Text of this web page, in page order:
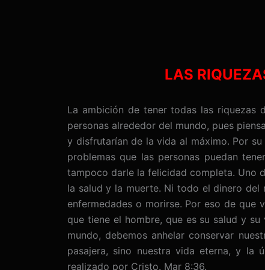
LAS
La ambición de tener todas las riquezas
personas alrededor del mundo, pues
y disfrutarían de la vida al máximo. Por
problemas que las personas puedan
tampoco darle la felicidad completa. Uno
la salud y la muerte. Ni todo el dinero del
enfermedades o morirse. Por eso de que
que tiene el hombre, que es su salud y
mundo, debemos anhelar conservar
pasajera, sino nuestra vida eterna, y la
realizado por Cristo. Mar 8:36.